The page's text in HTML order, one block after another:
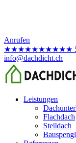
Anrufen
★★★★★★★★★★
info@dachdicht.ch
Leistungen
Flachdach
Steildach